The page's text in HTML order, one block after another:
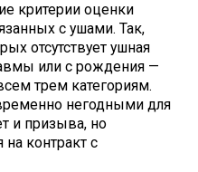
критерии оценки
с ушами. Так,
отсутствует ушная
или с рождения —
трем категориям.
негодными для
и призыва, но
контракт с